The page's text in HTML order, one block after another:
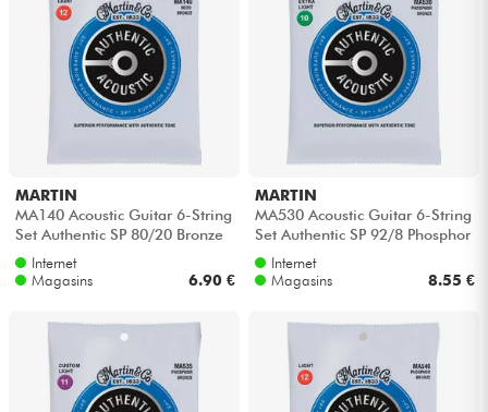
MARTIN
MA140 Acoustic Guitar 6-String
Set Authentic SP 80/20 Bronze
12-54 - Jeu de 6 cordes
Internet
Magasins
6.90 €
MARTIN
MA530 Acoustic Guitar 6-String
Set Authentic SP 92/8 Phosphor
Bronze 10-47 - Jeu de 6 c...
Internet
Magasins
8.55 €